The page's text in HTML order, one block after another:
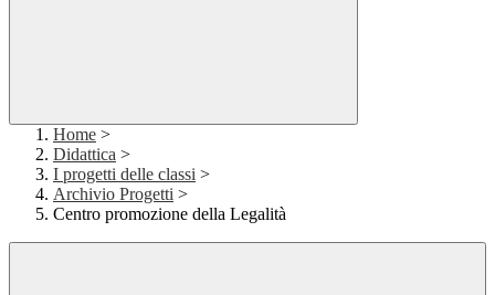
Home >
Didattica >
I progetti delle classi >
Archivio Progetti >
Centro promozione della Legalità